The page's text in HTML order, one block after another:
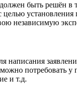
быть решён в
целью
независимую
написания
потребовать
и т.д.